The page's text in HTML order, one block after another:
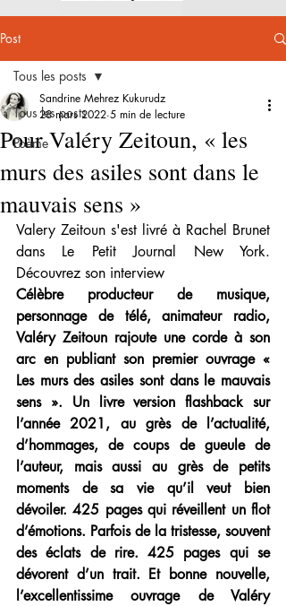
Post
Tous les posts
Poème
Tous les posts
Pour Valéry Zeitoun, « les
murs des asiles sont dans le
mauvais sens »
Sandrine Mehrez Kukurudz
28 mars 2022 5 min de lecture
Valery Zeitoun s'est livré à Rachel Brunet
dans Le Petit Journal New York.
Découvrez son interview
Célèbre producteur de musique,
personnage de télé, animateur radio,
Valéry Zeitoun rajoute une corde à son
arc en publiant son premier ouvrage «
Les murs des asiles sont dans le mauvais
sens ». Un livre version flashback sur
l’année 2021, au grès de l’actualité,
d’hommages, de coups de gueule de
l’auteur, mais aussi au grès de petits
moments de sa vie qu’il veut bien
dévoiler. 425 pages qui réveillent un flot
d’émotions. Parfois de la tristesse, souvent
des éclats de rire. 425 pages qui se
dévorent d’un trait. Et bonne nouvelle,
l’excellentissime ouvrage de Valéry